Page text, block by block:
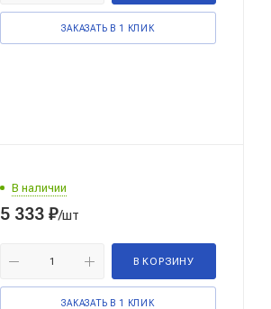
ЗАКАЗАТЬ В 1 КЛИК
В наличии
5 333 ₽/шт
В КОРЗИНУ
ЗАКАЗАТЬ В 1 КЛИК